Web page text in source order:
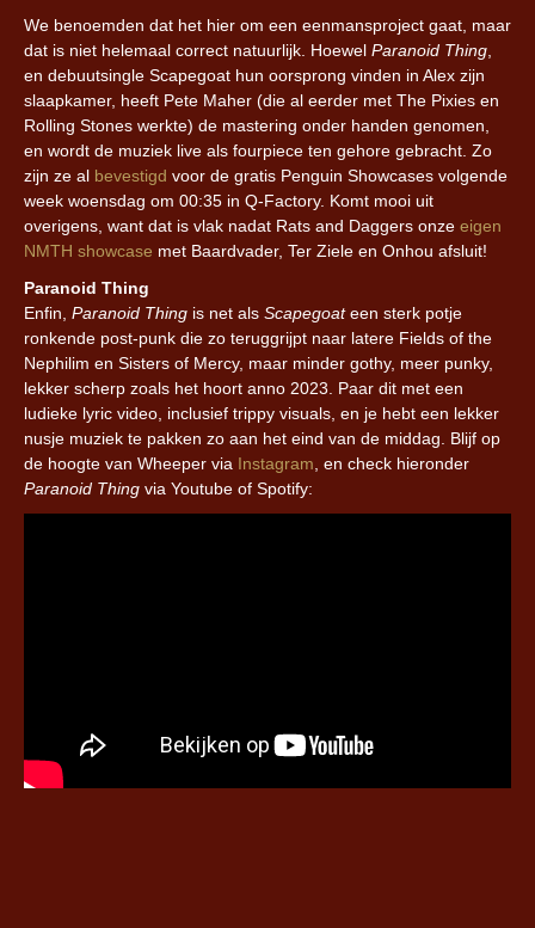
We benoemden dat het hier om een eenmansproject gaat, maar
dat is niet helemaal correct natuurlijk. Hoewel Paranoid Thing,
en debuutsingle Scapegoat hun oorsprong vinden in Alex zijn
slaapkamer, heeft Pete Maher (die al eerder met The Pixies en
Rolling Stones werkte) de mastering onder handen genomen,
en wordt de muziek live als fourpiece ten gehore gebracht. Zo
zijn ze al bevestigd voor de gratis Penguin Showcases volgende
week woensdag om 00:35 in Q-Factory. Komt mooi uit
overigens, want dat is vlak nadat Rats and Daggers onze eigen
NMTH showcase met Baardvader, Ter Ziele en Onhou afsluit!
Paranoid Thing
Enfin, Paranoid Thing is net als Scapegoateen sterk potje
ronkende post-punk die zo teruggrijpt naar latere Fields of the
Nephilim en Sisters of Mercy, maar minder gothy, meer punky,
lekker scherp zoals het hoort anno 2023. Paar dit met een
ludieke lyric video, inclusief trippy visuals, en je hebt een lekker
nusje muziek te pakken zo aan het eind van de middag. Blijf op
de hoogte van Wheeper via Instagram, en check hieronder
Paranoid Thing via Youtube of Spotify: